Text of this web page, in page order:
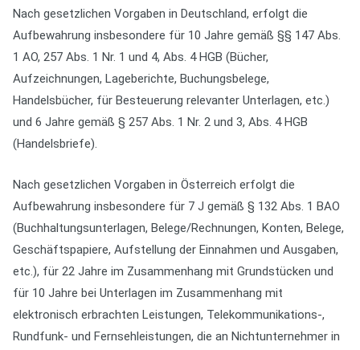
Nach gesetzlichen Vorgaben in Deutschland, erfolgt die
Aufbewahrung insbesondere für 10 Jahre gemäß §§ 147 Abs.
1 AO, 257 Abs. 1 Nr. 1 und 4, Abs. 4 HGB (Bücher,
Aufzeichnungen, Lageberichte, Buchungsbelege,
Handelsbücher, für Besteuerung relevanter Unterlagen, etc.)
und 6 Jahre gemäß § 257 Abs. 1 Nr. 2 und 3, Abs. 4 HGB
(Handelsbriefe).
Nach gesetzlichen Vorgaben in Österreich erfolgt die
Aufbewahrung insbesondere für 7 J gemäß § 132 Abs. 1 BAO
(Buchhaltungsunterlagen, Belege/Rechnungen, Konten, Belege,
Geschäftspapiere, Aufstellung der Einnahmen und Ausgaben,
etc.), für 22 Jahre im Zusammenhang mit Grundstücken und
für 10 Jahre bei Unterlagen im Zusammenhang mit
elektronisch erbrachten Leistungen, Telekommunikations-,
Rundfunk- und Fernsehleistungen, die an Nichtunternehmer in